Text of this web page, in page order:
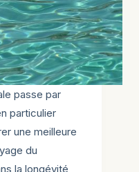
passe par
particulier
une meilleure
du
la longévité